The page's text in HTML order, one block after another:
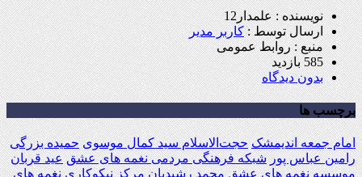
نویسنده : علمدار12
ارسال توسط :کاربر مدیر
منبع : روابط عمومی
585 بازدید
بدون دیدگاه
برچسب ها
امام جمعه اندیمشک حجت‌الاسلام سید کمال موسوی حمیده بزرگی
رامین عباس پور شبکه فرهنگی مردمی نغمه های عشق عید قربان
موسسه نغمه های عشق محمد رشیدیان مرکز نیکوکاری نغمه های